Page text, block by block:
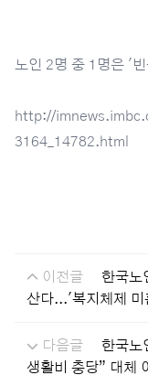
노인 2명 중 1명은 '
http://
3164_14782.html
이전글
한국노
산다...'복지체제 미
다음글
한국노
생활비 충당” 대체